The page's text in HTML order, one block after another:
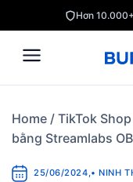
to
content
Hơn
Home / TikTok Shop
bằng Streamlabs
25/06/2024,• NINH